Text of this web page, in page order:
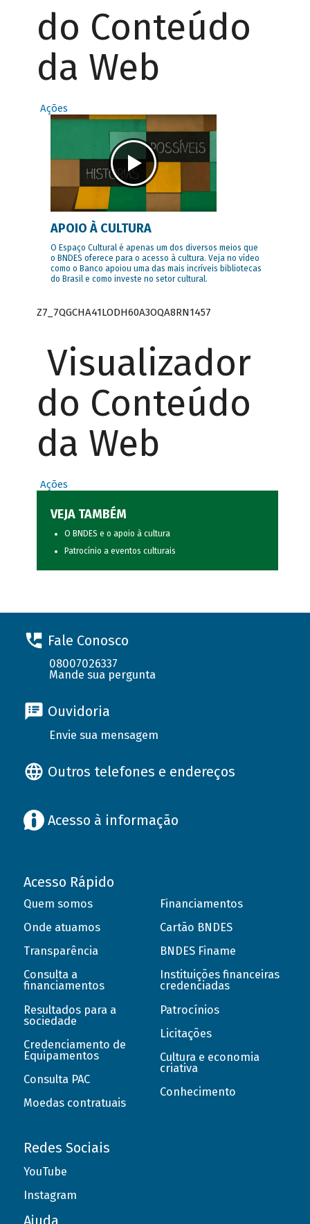
do Conteúdo
da Web
Ações
APOIO À CULTURA
O Espaço Cultural é apenas um dos diversos meios que
o BNDES oferece para o acesso à cultura. Veja no vídeo
como o Banco apoiou uma das mais incríveis bibliotecas
do Brasil e como investe no setor cultural.
Z7_7QGCHA41LODH60A3OQA8RN1457
Visualizador
do Conteúdo
da Web
Ações
VEJA TAMBÉM
O BNDES e o apoio à cultura
Patrocínio a eventos culturais
Fale Conosco
08007026337
Mande sua pergunta
Ouvidoria
Envie sua mensagem
Outros telefones e endereços
Acesso à informação
Acesso Rápido
Quem somos
Onde atuamos
Transparência
Consulta a
financiamentos
Resultados para a
sociedade
Credenciamento de
Equipamentos
Consulta PAC
Moedas contratuais
Financiamentos
Cartão BNDES
BNDES Finame
Instituições financeiras
credenciadas
Patrocínios
Licitações
Cultura e economia
criativa
Conhecimento
Redes Sociais
YouTube
Instagram
Ajuda